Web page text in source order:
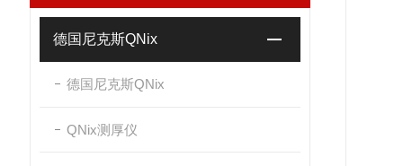
德国尼克斯QNix
德国尼克斯QNix
QNix测厚仪